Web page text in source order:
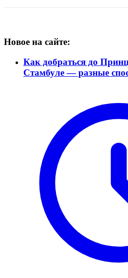
Новое на сайте:
Как добраться до
Стамбуле — разные